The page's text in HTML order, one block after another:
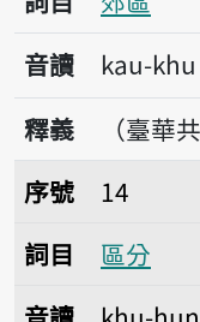
音讀
kau-khu
釋義
（臺華
序號14區分
序號
14
詞目
區分